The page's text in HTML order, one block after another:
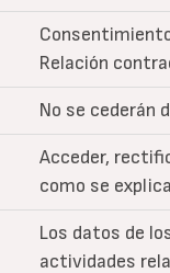
Relación
No se cederán
Acceder,
como se
Los datos de
actividades